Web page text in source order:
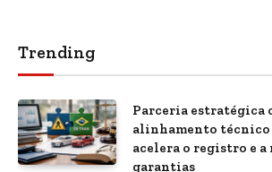
Trending
Parceria estratégica
alinhamento
acelera o registro e a
garantias